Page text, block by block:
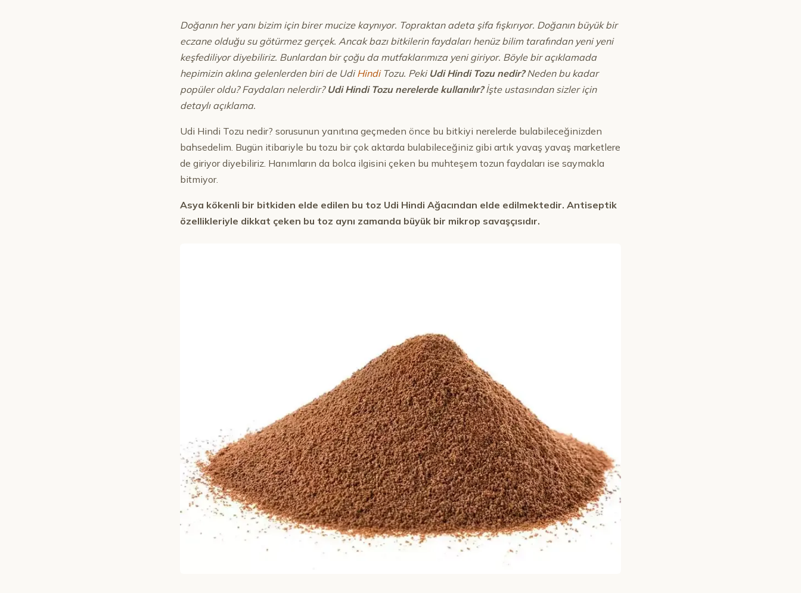
Doğanın her yanı bizim için birer mucize kaynıyor. Topraktan adeta şifa fışkırıyor. Doğanın büyük bir
eczane olduğu su götürmez gerçek. Ancak bazı bitkilerin faydaları henüz bilim tarafından yeni yeni
keşfediliyor diyebiliriz. Bunlardan bir çoğu da mutfaklarımıza yeni giriyor. Böyle bir açıklamada
hepimizin aklına gelenlerden biri de UdiHindiTozu. Peki Udi Hindi Tozu nedir?Neden bu kadar
popüler oldu? Faydaları nelerdir? Udi Hindi Tozu nerelerde kullanılır?İşte ustasından sizler için
detaylı açıklama.
Udi Hindi Tozu nedir? sorusunun yanıtına geçmeden önce bu bitkiyi nerelerde bulabileceğinizden
bahsedelim. Bugün itibariyle bu tozu bir çok aktarda bulabileceğiniz gibi artık yavaş yavaş marketlere
de giriyor diyebiliriz. Hanımların da bolca ilgisini çeken bu muhteşem tozun faydaları ise saymakla
bitmiyor.
Asya kökenli bir bitkiden elde edilen bu toz Udi Hindi Ağacından elde edilmektedir. Antiseptik
özellikleriyle dikkat çeken bu toz aynı zamanda büyük bir mikrop savaşçısıdır.